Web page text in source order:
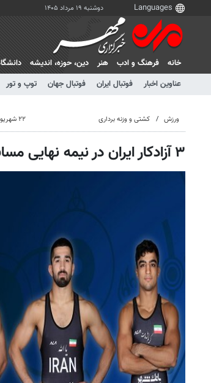
دوشنبه ۱۹ مرداد ۱۴۰۵
خانه فرهنگ و ادب هنر دين، حوزه، انديشه
عناوین اخبار
فوتبال ایران فوتبال جهان توپ و تور
ورزش کشتی و وزنه برداری ۲۲ شهریور ۱۴۰۴، ۱۶:۱۶
۳ آزادکار ایران در نیمه نهایی مسابقات جهانی؛ در انتظار ۳ مدال